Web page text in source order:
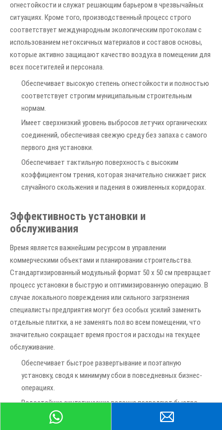
огнестойкости и служат решающим барьером в чрезвычайных
ситуациях. Кроме того, производственный процесс строго
соответствует международным экологическим протоколам с
использованием нетоксичных материалов и составов основы,
которые активно защищают качество воздуха в помещении для
всех посетителей и персонала.
Обеспечивает высокую степень огнестойкости и полностью
соответствует строгим муниципальным строительным
нормам.
Имеет сверхнизкий уровень выбросов летучих органических
соединений, обеспечивая свежую среду без запаха с самого
первого дня установки.
Обеспечивает тактильную поверхность с высоким
коэффициентом трения, которая значительно снижает риск
случайного скольжения и падения в оживленных коридорах.
Эффективность установки и
обслуживания
Время является важнейшим ресурсом в управлении
коммерческими объектами и планировании строительства.
Стандартизированный модульный формат 50 x 50 см превращает
процесс установки в быструю и оптимизированную операцию. В
случае локального повреждения или сильного загрязнения
специалисты предприятия могут без особых усилий заменить
отдельные плитки, а не заменять пол во всем помещении, что
значительно сокращает время простоя и расходы на текущее
обслуживание.
Обеспечивает быстрое развертывание и поэтапную
установку, сводя к минимуму сбои в повседневных бизнес-
операциях.
Водостойкие синтетические волокна позволяют быстро
удалять пролитую жидкость без необратимого изменения